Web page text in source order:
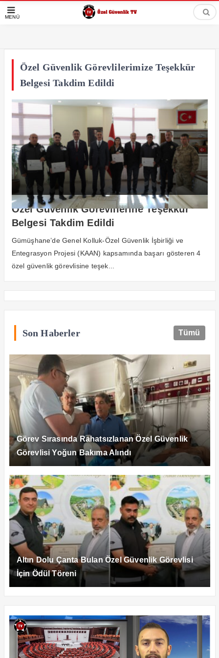
MENÜ
Özel Güvenlik Görevlilerimize Teşekkür
Belgesi Takdim Edildi
Özel Güvenlik Görevlilerine Teşekkür
Belgesi Takdim Edildi
Gümüşhane’de Genel Kolluk-Özel Güvenlik İşbirliği ve
Entegrasyon Projesi (KAAN) kapsamında başarı gösteren 4
özel güvenlik görevlisine teşek...
Son Haberler Tümü
Görev Sırasında Rahatsızlanan Özel Güvenlik
Görevlisi Yoğun Bakıma Alındı
Altın Dolu Çanta Bulan Özel Güvenlik Görevlisi
İçin Ödül Töreni